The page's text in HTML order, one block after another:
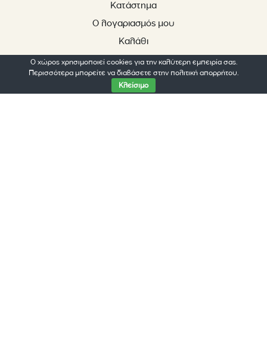
Κατάστημα
Ο λογαριασμός μου
Καλάθι
Ταμείο
Επικοινωνία
Ο χώρος χρησιμοποιεί cookies για την καλύτερη εμπειρία σας.
Περισσότερα μπορείτε να διαβάσετε στην πολιτική απορρήτου.
Κλείσιμο